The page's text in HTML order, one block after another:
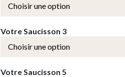
Votre Saucisson 3
Votre Saucisson 5